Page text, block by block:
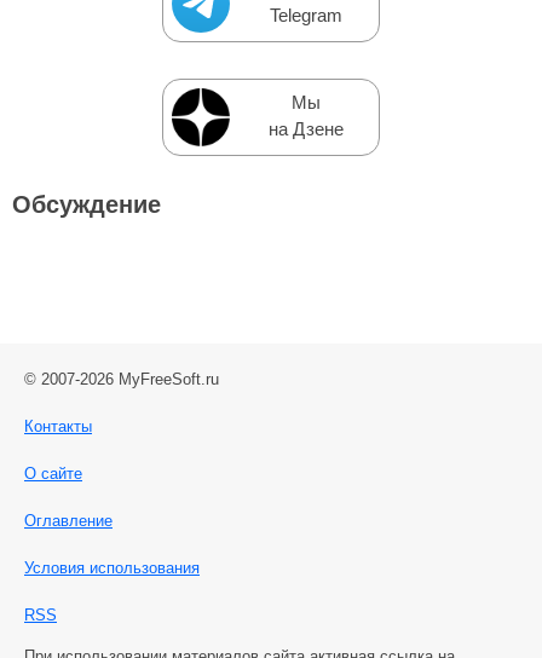
Telegram
Мы
на Дзене
Обсуждение
© 2007-2026 MyFreeSoft.ru
Контакты
О сайте
Оглавление
Условия использования
RSS